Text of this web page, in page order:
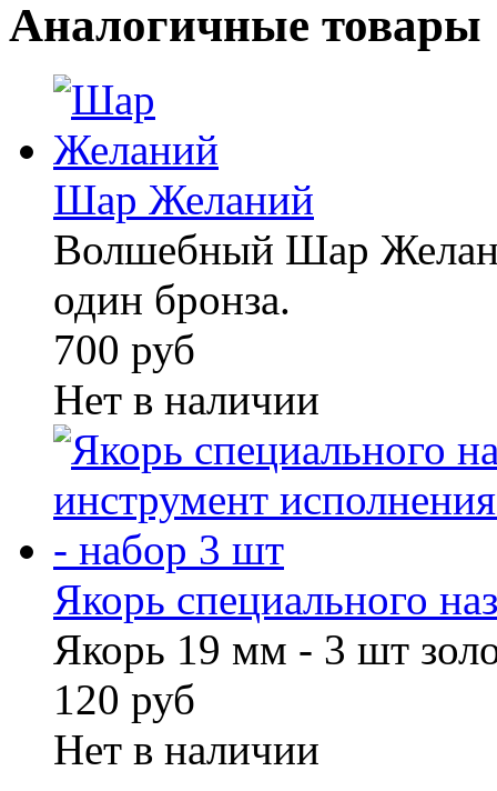
Аналогичные товары
Шар Желаний
Волшебный Шар
один бронза.
700 руб
Нет в наличии
Якорь специального
Якорь 19 мм - 3 шт
120 руб
Нет в наличии